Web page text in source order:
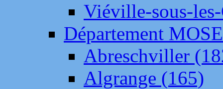
Viéville-sous-
Département
Abreschviller
Algrange (165)